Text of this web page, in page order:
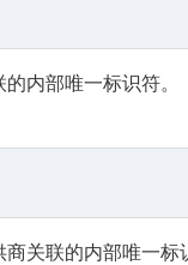
内部唯一标识符。
关联的内部唯一标